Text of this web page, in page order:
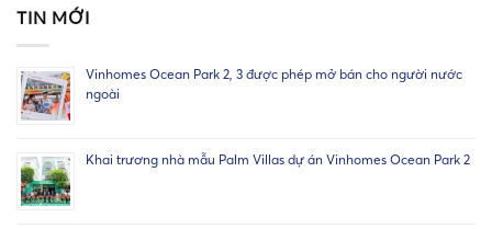
TIN MỚI
Vinhomes Ocean Park 2, 3 được phép mở bán cho người nước
ngoài
Khai trương nhà mẫu Palm Villas dự án Vinhomes Ocean Park 2